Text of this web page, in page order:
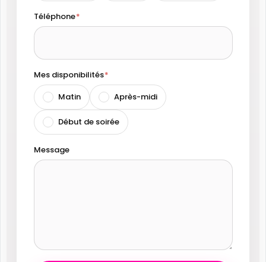
Téléphone
Mes disponibilités
Matin
Après-midi
Début de soirée
Message